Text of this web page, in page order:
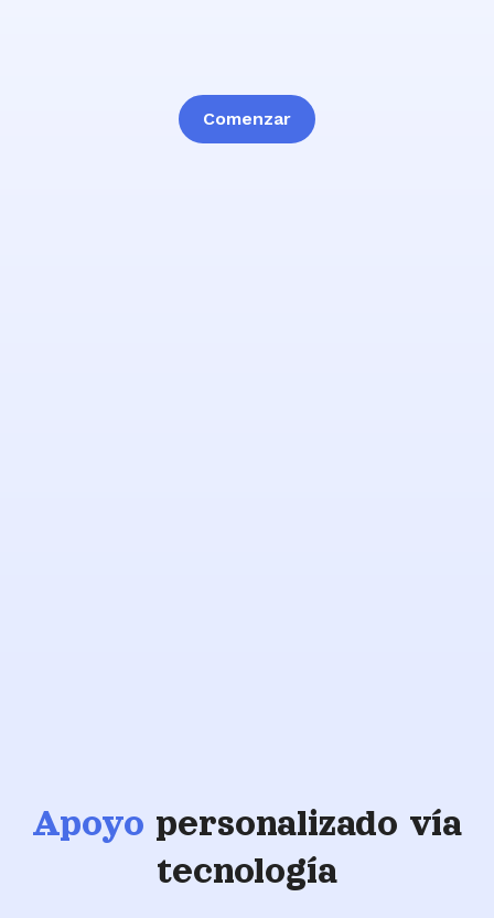
Comenzar
Apoyo personalizado vía
tecnología